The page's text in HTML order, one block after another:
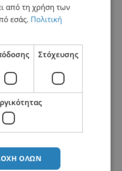
από τη χρήση των
εσάς. Πολιτική
Στόχευσης
ΌΛΩΝ